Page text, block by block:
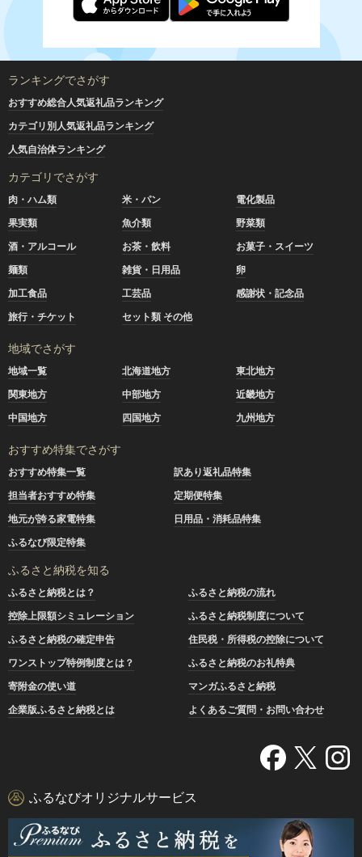
ランキングでさがす
おすすめ総合人気返礼品ランキング
カテゴリ別人気返礼品ランキング
人気自治体ランキング
カテゴリでさがす
肉・ハム類 米・パン
電化製品
果実類
魚介類
野菜類
酒・アルコール
お茶・飲料
お菓子・スイーツ
麺類
雑貨・日用品
卵
加工食品
工芸品
感謝状・記念品
旅行・チケット
セット類 その他
地域でさがす
地域一覧 北海道地方
東北地方
関東地方
中部地方
近畿地方
中国地方
四国地方 九州地方
おすすめ特集でさがす
おすすめ特集一覧
訳あり返礼品特集
担当者おすすめ特集
定期便特集
地元が誇る家電特集
日用品・消耗品特集
ふるなび限定特集
ふるさと納税を知る
ふるさと納税とは？
ふるさと納税の流れ
控除上限額シミュレーション
ふるさと納税制度について
ふるさと納税の確定申告
住民税・所得税の控除について
ワンストップ特例制度とは？
ふるさと納税のお礼特典
寄附金の使い道
マンガふるさと納税
企業版ふるさと納税とは
よくあるご質問・お問い合わせ
ふるなびオリジナルサービス